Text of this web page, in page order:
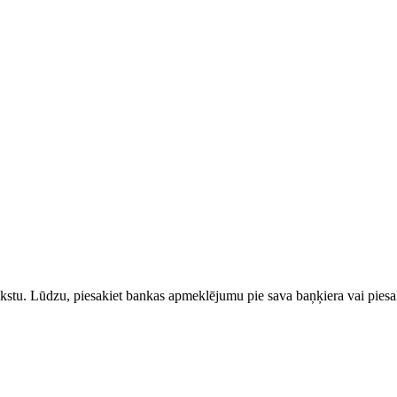
Lūdzu, piesakiet bankas apmeklējumu pie sava baņķiera vai